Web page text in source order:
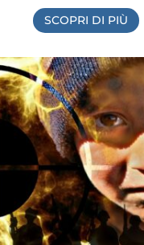
SCOPRI DI PIÙ